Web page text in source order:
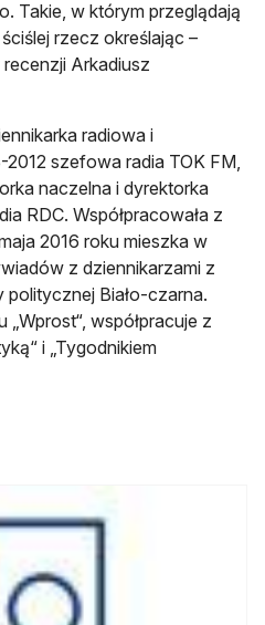
Takie, w którym przeglądają
rzecz określając –
Arkadiusz
radiowa i
szefowa radia TOK FM,
naczelna i dyrektorka
RDC. Współpracowała z
2016 roku mieszka w
z dziennikarzami z
Biało-czarna.
współpracuje z
i „Tygodnikiem